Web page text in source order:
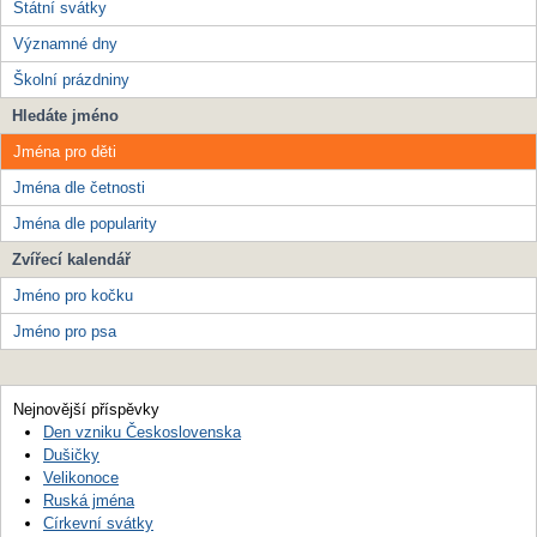
Státní svátky
Významné dny
Školní prázdniny
Hledáte jméno
Jména pro děti
Jména dle četnosti
Jména dle popularity
Zvířecí kalendář
Jméno pro kočku
Jméno pro psa
Nejnovější příspěvky
Den vzniku Československa
Dušičky
Velikonoce
Ruská jména
Církevní svátky